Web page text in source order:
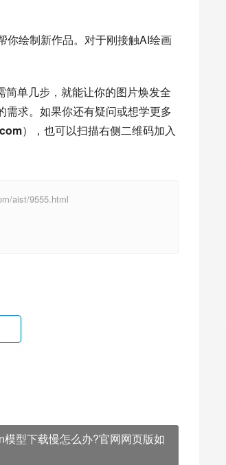
你绘制新作品。对于刚接触AI绘画
单几步，就能让你的图片焕发全
求。如果你还有疑问或想学更多
），也可以扫描右侧二维码加入
aist/9555.html
型下载慢怎么办?官网网页版如